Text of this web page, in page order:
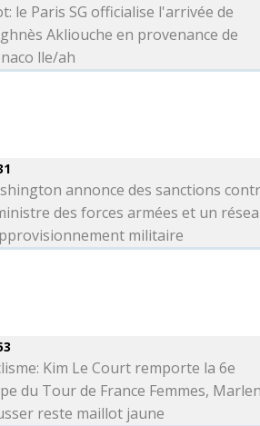
le Paris SG officialise l'arrivée de
Akliouche en provenance de
lle/ah
annonce des sanctions
des forces armées et un
militaire
Kim Le Court remporte la 6e
du Tour de France Femmes,
reste maillot jaune